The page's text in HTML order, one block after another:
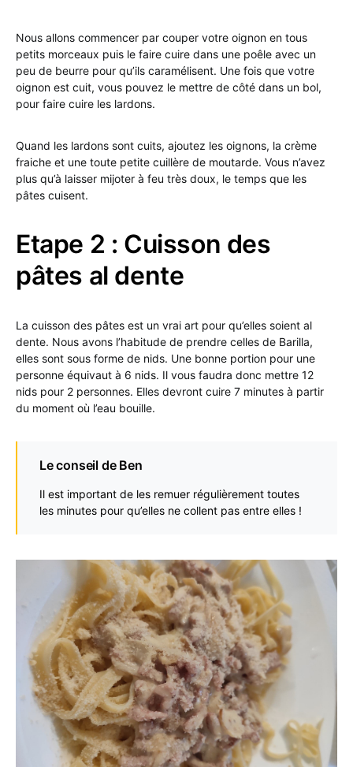
Nous allons commencer par couper votre oignon en tous
petits morceaux puis le faire cuire dans une poêle avec un
peu de beurre pour qu’ils caramélisent. Une fois que votre
oignon est cuit, vous pouvez le mettre de côté dans un bol,
pour faire cuire les lardons.
Quand les lardons sont cuits, ajoutez les oignons, la crème
fraiche et une toute petite cuillère de moutarde. Vous n’avez
plus qu’à laisser mijoter à feu très doux, le temps que les
pâtes cuisent.
Etape 2 : Cuisson des
pâtes al dente
La cuisson des pâtes est un vrai art pour qu’elles soient al
dente. Nous avons l’habitude de prendre celles de Barilla,
elles sont sous forme de nids. Une bonne portion pour une
personne équivaut à 6 nids. Il vous faudra donc mettre 12
nids pour 2 personnes. Elles devront cuire 7 minutes à partir
du moment où l’eau bouille.
Le conseil de Ben
Il est important de les remuer régulièrement toutes
les minutes pour qu’elles ne collent pas entre elles !